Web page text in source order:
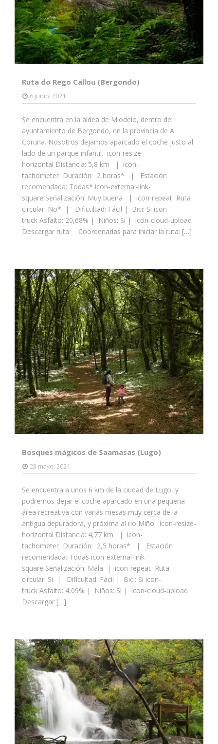
Ruta do Rego Callou (Bergondo)
6 junio, 2021
Se encuentra en la aldea de Miodelo, dentro del
ayuntamiento de Bergondo, en la provincia de A
Coruña. Nosotros dejamos aparcado el coche justo al
lado de un parque infantil. icon-resize-
horizontal Distancia: 5,8 km | icon-
tachometer Duración: 2 horas* | Estación
recomendada: Todas* icon-external-link-
square Señalización: Muy buena | icon-repeat Ruta
circular: No* | Dificultad: Fácil | Bici: Si icon-
truck Asfalto: 20,68% | Niños: Si | icon-cloud-upload
Descargar ruta: Coordenadas para iniciar la ruta: […]
Bosques mágicos de Saamasas (Lugo)
23 mayo, 2021
Se encuentra a unos 6 km de la ciudad de Lugo, y
podremos dejar el coche aparcado en una pequeña
área recreativa con varias mesas muy cerca de la
antigua depuradora, y próxima al río Miño. icon-resize-
horizontal Distancia: 4,77 km | icon-
tachometer Duración: 2,5 horas* | Estación
recomendada: Todas icon-external-link-
square Señalización: Mala | icon-repeat Ruta
circular: Si | Dificultad: Fácil | Bici: Si icon-
truck Asfalto: 4,09% | Niños: Si | icon-cloud-upload
Descargar […]